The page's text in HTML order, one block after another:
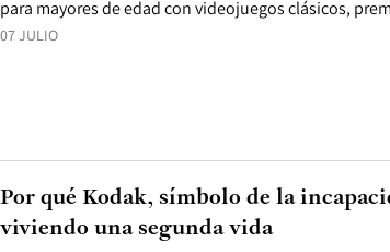
07 JULIO
para mayores de edad con videojuegos clásicos,
Por qué Kodak, símbolo de la
viviendo una segunda vida